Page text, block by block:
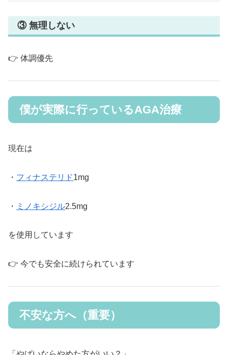
③ 無理しない
👉 体調優先
僕が実際に行っているAGA治療
現在は
・ フィナステリド1mg
・ ミノキシジル2.5mg
を使用しています
👉 今でも安全に続けられています
不安な方へ（重要）